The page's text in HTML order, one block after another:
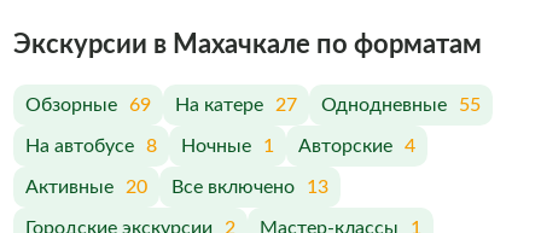
Экскурсии в Махачкале по форматам
Обзорные 69 На катере 27 Однодневные 55
На автобусе 8 Ночные 1 Авторские 4
Активные 20 Все включено 13
Городские экскурсии 2 Мастер-классы 1